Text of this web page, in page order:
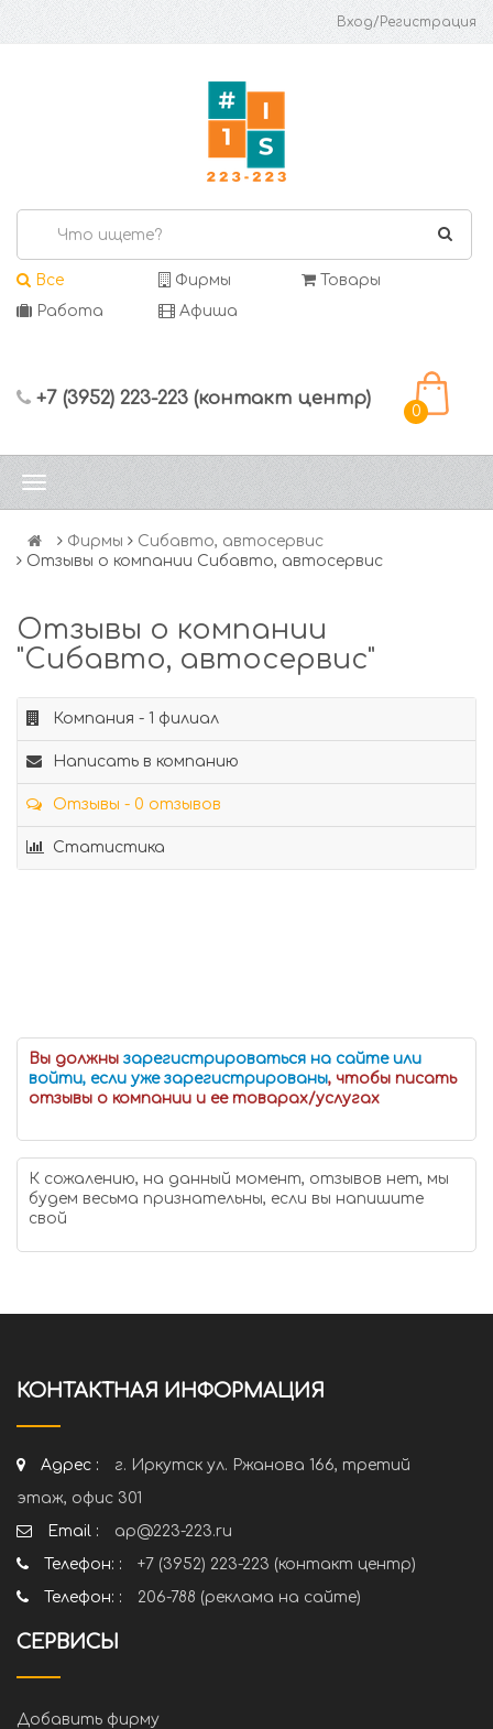
Вход/Регистрация
Все Фирмы
Товары
Работа
Афиша
+7 (3952) 223-223 (контакт центр)
0
Фирмы
Сибавто, автосервис
Отзывы о компании Сибавто, автосервис
Отзывы о компании
"Сибавто, автосервис"
Компания - 1 филиал
Написать в компанию
Отзывы - 0 отзывов
Статистика
Вы должны зарегистрироваться на сайте или
войти, если уже зарегистрированы, чтобы писать
отзывы о компании и ее товарах/услугах
К сожалению, на данный момент, отзывов нет, мы
будем весьма признательны, если вы напишите
свой
КОНТАКТНАЯ ИНФОРМАЦИЯ
Адрес :
г. Иркутск ул. Ржанова 166, третий
этаж, офис 301
Email :
ap@223-223.ru
Телефон: :
+7 (3952) 223-223 (контакт центр)
Телефон: :
206-788 (реклама на сайте)
СЕРВИСЫ
Добавить фирму